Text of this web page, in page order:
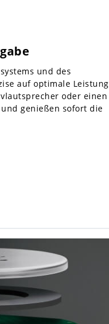
und des
auf optimale Leistung
oder einen
genießen sofort die